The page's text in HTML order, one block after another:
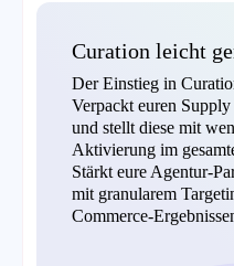
Curation leicht
Der Einstieg in
Verpackt euren
und stellt diese mit
Aktivierung im
Stärkt eure Agentur-
mit granularem
Commerce-